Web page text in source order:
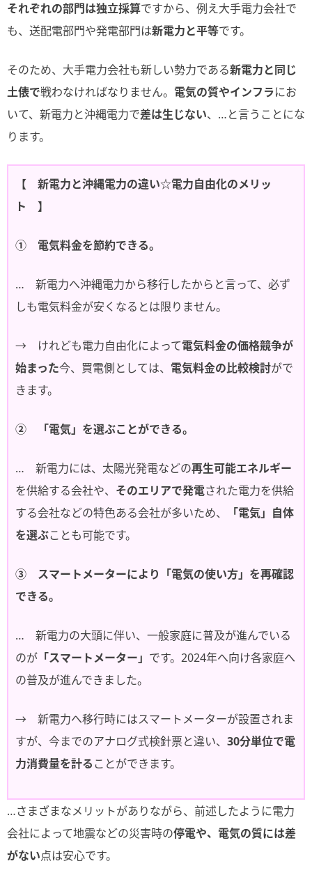
それぞれの部門は独立採算ですから、例え大手電力会社で
も、送配電部門や発電部門は新電力と平等です。
そのため、大手電力会社も新しい勢力である新電力と同じ
土俵で戦わなければなりません。 電気の質やインフラにお
いて、新電力と沖縄電力で差は生じない、…と言うことにな
ります。
【 新電力と沖縄電力の違い☆電力自由化のメリッ
ト 】
① 電気料金を節約できる。
… 新電力へ沖縄電力から移行したからと言って、必ず
しも電気料金が安くなるとは限りません。
→ けれども電力自由化によって電気料金の価格競争が
始まった今、買電側としては、 電気料金の比較検討がで
きます。
② 「電気」を選ぶことができる。
… 新電力には、太陽光発電などの再生可能エネルギー
を供給する会社や、 そのエリアで発電された電力を供給
する会社などの特色ある会社が多いため、
「電気」自体
を選ぶことも可能です。
③ スマートメーターにより「電気の使い方」を再確認
できる。
… 新電力の大頭に伴い、一般家庭に普及が進んでいる
のが 「スマートメーター」 です。2024年へ向け各家庭へ
の普及が進んできました。
→ 新電力へ移行時にはスマートメーターが設置されま
すが、今までのアナログ式検針票と違い、 30分単位で電
力消費量を計ることができます。
…さまざまなメリットがありながら、前述したように電力
会社によって地震などの災害時の停電や、電気の質には差
がない点は安心です。